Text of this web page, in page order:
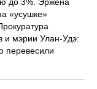
«усушке»
и мэрии Улан-Удэ:
перевесили